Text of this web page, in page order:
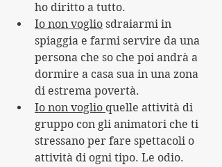
ho diritto a tutto.
Io non voglio sdraiarmi in
spiaggia e farmi servire da una
persona che so che poi andrà a
dormire a casa sua in una zona
di estrema povertà.
Io non voglio quelle attività di
gruppo con gli animatori che ti
stressano per fare spettacoli o
attività di ogni tipo. Le odio.